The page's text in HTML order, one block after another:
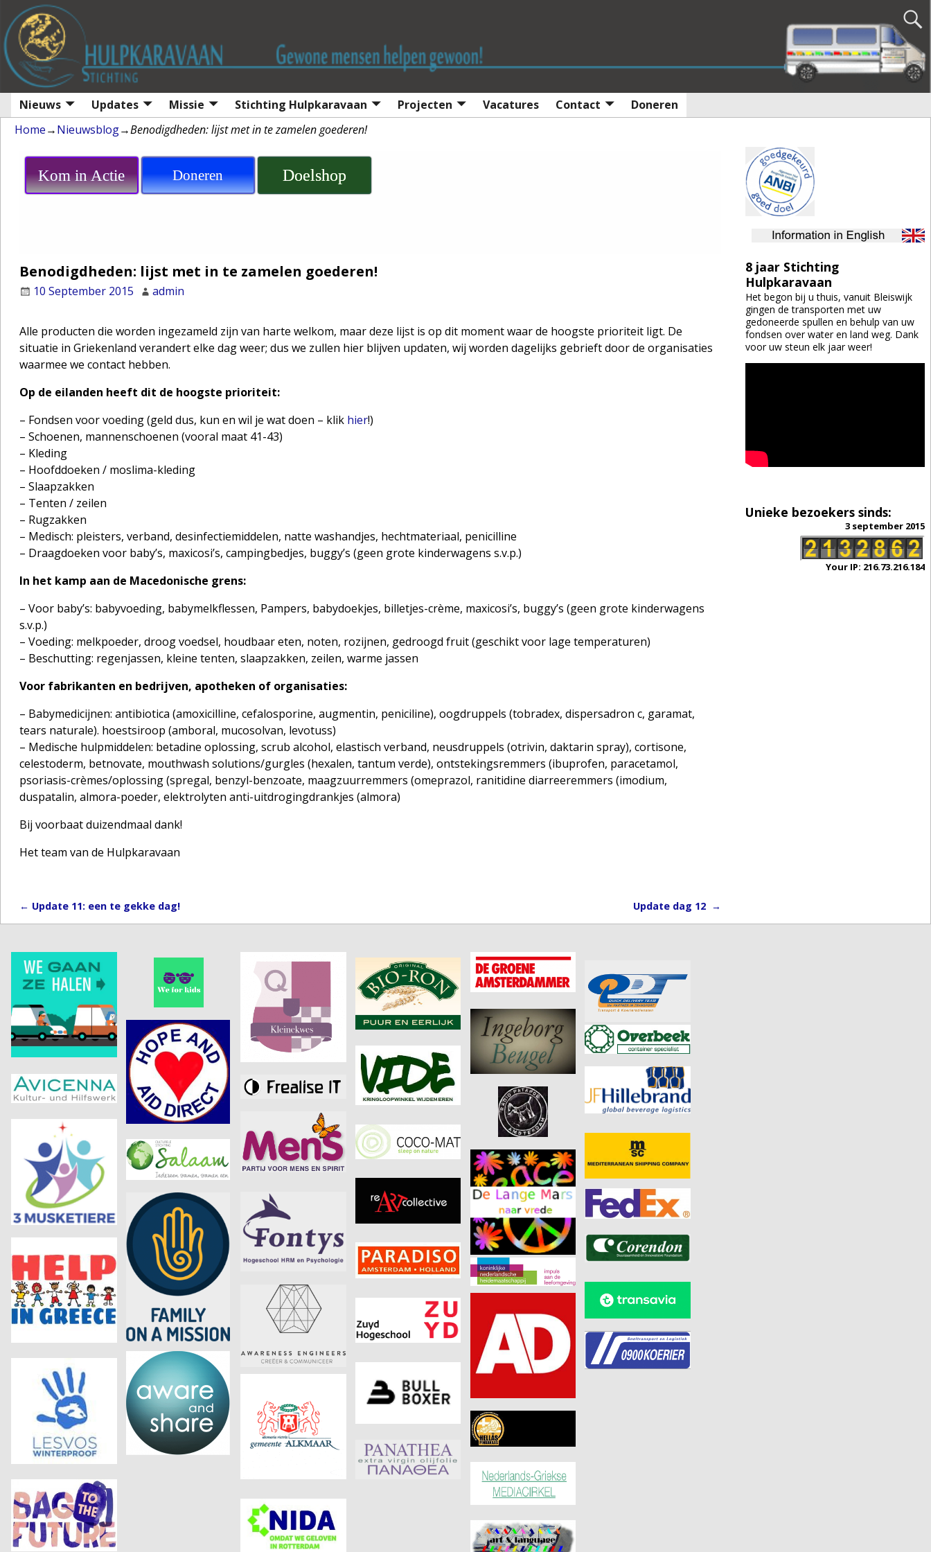
Nieuws Updates Missie Stichting Hulpkaravaan Projecten Vacatures Contact
Doneren
Home→Nieuwsblog→Benodigdheden: lijst met in te zamelen goederen!
Kom in Actie Doneren Doelshop
Benodigdheden: lijst met in te zamelen goederen!
10 September 2015 admin
Alle producten die worden ingezameld zijn van harte welkom, maar deze lijst is op dit moment waar de hoogste prioriteit ligt. De
situatie in Griekenland verandert elke dag weer; dus we zullen hier blijven updaten, wij worden dagelijks gebrieft door de organisaties
waarmee we contact hebben.
Op de eilanden heeft dit de hoogste prioriteit:
– Fondsen voor voeding (geld dus, kun en wil je wat doen – klik hier!)
– Schoenen, mannenschoenen (vooral maat 41-43)
– Kleding
– Hoofddoeken / moslima-kleding
– Slaapzakken
– Tenten / zeilen
– Rugzakken
– Medisch: pleisters, verband, desinfectiemiddelen, natte washandjes, hechtmateriaal, penicilline
– Draagdoeken voor baby’s, maxicosi’s, campingbedjes, buggy’s (geen grote kinderwagens s.v.p.)
In het kamp aan de Macedonische grens:
– Voor baby’s: babyvoeding, babymelkflessen, Pampers, babydoekjes, billetjes-crème, maxicosi’s, buggy’s (geen grote kinderwagens
s.v.p.)
– Voeding: melkpoeder, droog voedsel, houdbaar eten, noten, rozijnen, gedroogd fruit (geschikt voor lage temperaturen)
– Beschutting: regenjassen, kleine tenten, slaapzakken, zeilen, warme jassen
Voor fabrikanten en bedrijven, apotheken of organisaties:
– Babymedicijnen: antibiotica (amoxicilline, cefalosporine, augmentin, peniciline), oogdruppels (tobradex, dispersadron c, garamat,
tears naturale). hoestsiroop (amboral, mucosolvan, levotuss)
– Medische hulpmiddelen: betadine oplossing, scrub alcohol, elastisch verband, neusdruppels (otrivin, daktarin spray), cortisone,
celestoderm, betnovate, mouthwash solutions/gurgles (hexalen, tantum verde), ontstekingsremmers (ibuprofen, paracetamol,
psoriasis-crèmes/oplossing (spregal, benzyl-benzoate, maagzuurremmers (omeprazol, ranitidine diarreeremmers (imodium,
duspatalin, almora-poeder, elektrolyten anti-uitdrogingdrankjes (almora)
Bij voorbaat duizendmaal dank!
Het team van de Hulpkaravaan
Post navigation
← Update 11: een te gekke dag! Update dag 12 →
8 jaar Stichting
Hulpkaravaan
Het begon bij u thuis, vanuit Bleiswijk
gingen de transporten met uw
gedoneerde spullen en behulp van uw
fondsen over water en land weg. Dank
voor uw steun elk jaar weer!
Unieke bezoekers sinds:
3 september 2015
Your IP: 216.73.216.184